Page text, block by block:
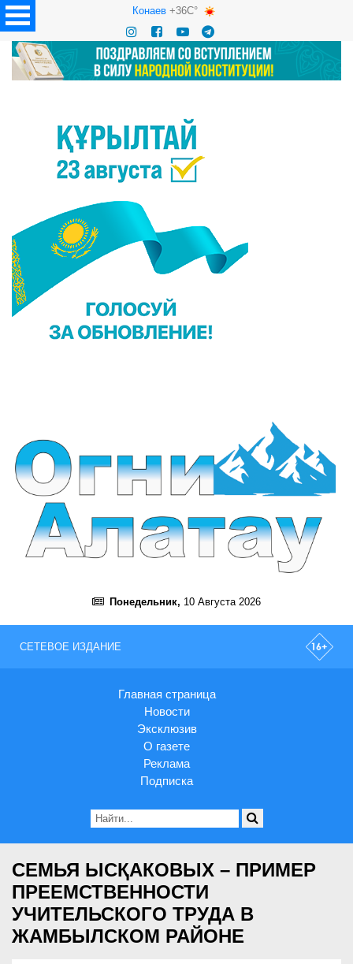
Конаев+36C°
Понедельник, 10 Августа 2026
СЕТЕВОЕ ИЗДАНИЕ
Главная страница
Новости
Эксклюзив
О газете
Реклама
Подписка
СЕМЬЯ ЫСҚАКОВЫХ – ПРИМЕР
ПРЕЕМСТВЕННОСТИ
УЧИТЕЛЬСКОГО ТРУДА В
ЖАМБЫЛСКОМ РАЙОНЕ